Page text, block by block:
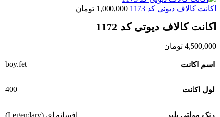
اکانت کالاف دیوتی کد 1173 1,000,000 تومان
اکانت کالاف دیوتی کد 1172
4,500,000 تومان
اسم اکانت boy.fet
لول اکانت 400
رنک مولتی پلیر افسانه ای (Legendary)